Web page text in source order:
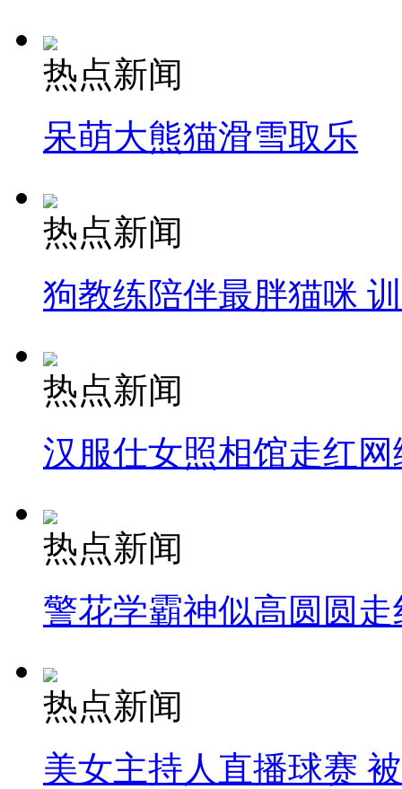
热点新闻
呆萌大熊猫滑雪取乐
热点新闻
狗教练陪伴最胖猫咪
热点新闻
汉服仕女照相馆走红网
热点新闻
警花学霸神似高圆圆走
热点新闻
美女主持人直播球赛